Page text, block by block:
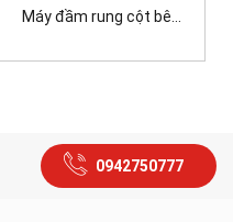
Máy đầm rung cột bê...
0942750777